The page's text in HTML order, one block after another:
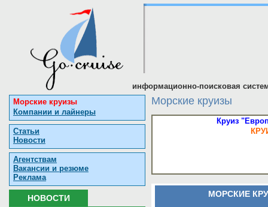
информационно-поисковая
Морские круизы
Компании и лайнеры
Статьи
Новости
Агентствам
Вакансии и резюме
Реклама
НОВОСТИ
Морские круизы
Круиз
МОРСКИЕ